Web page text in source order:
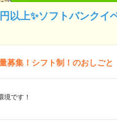
以上✨ソフトバンクイ
募集！シフト制！のおしごと
境です！